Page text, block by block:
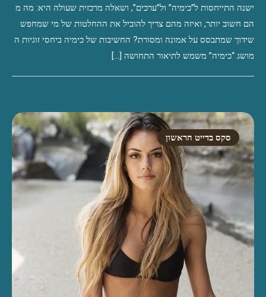
ישנה התייחסות ל”כימיה” ול”ערכים”, ושאלה מרכזית שעולה היא: מה מ
הם חשוב יותר, ואיזה מהם צריך להוביל את ההחלטות של מי שמחפש
שידוך שמתבסס על אמונה ומסורת? החשיבות של כימיה ביחסי זוגיות ה
מושג “כימיה” משמש לתיאור התחושה […]
סקס בדייט הראשון